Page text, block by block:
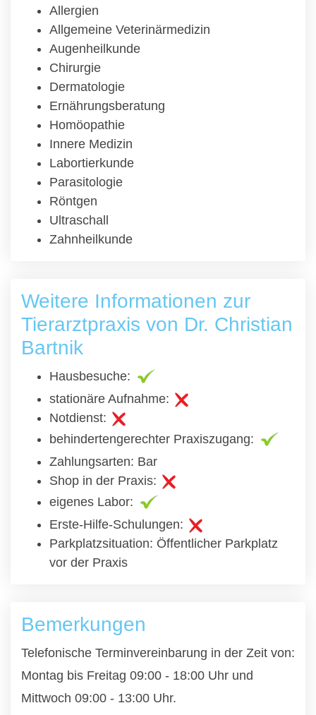
Allergien
Allgemeine Veterinärmedizin
Augenheilkunde
Chirurgie
Dermatologie
Ernährungsberatung
Homöopathie
Innere Medizin
Labortierkunde
Parasitologie
Röntgen
Ultraschall
Zahnheilkunde
Weitere Informationen zur
Tierarztpraxis von Dr. Christian
Bartnik
Hausbesuche:
stationäre Aufnahme:
Notdienst:
behindertengerechter Praxiszugang:
Zahlungsarten: Bar
Shop in der Praxis:
eigenes Labor:
Erste-Hilfe-Schulungen:
Parkplatzsituation: Öffentlicher Parkplatz
vor der Praxis
Bemerkungen
Telefonische Terminvereinbarung in der Zeit von:
Montag bis Freitag 09:00 - 18:00 Uhr und
Mittwoch 09:00 - 13:00 Uhr.